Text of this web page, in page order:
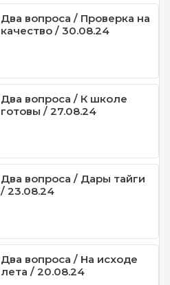
Два вопроса / Проверка на
качество / 30.08.24
Два вопроса / К школе
готовы / 27.08.24
Два вопроса / Дары тайги
/ 23.08.24
Два вопроса / На исходе
лета / 20.08.24